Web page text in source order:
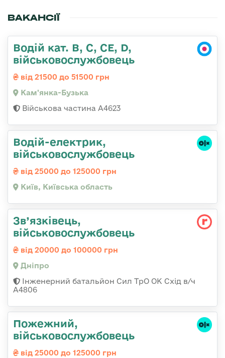
ВАКАНСІЇ
Водій кат. B, C, СЕ, D,
військовослужбовець
від 21500 до 51500 грн
Кам'янка-Бузька
Військова частина А4623
Водій-електрик,
військовослужбовець
від 25000 до 125000 грн
Київ, Київська область
Зв’язківець,
військовослужбовець
від 20000 до 100000 грн
Дніпро
Інженерний батальйон Сил ТрО ОК Схід в/ч
А4806
Пожежний,
військовослужбовець
від 25000 до 125000 грн